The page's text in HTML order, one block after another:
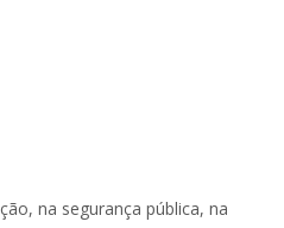
na segurança pública, na